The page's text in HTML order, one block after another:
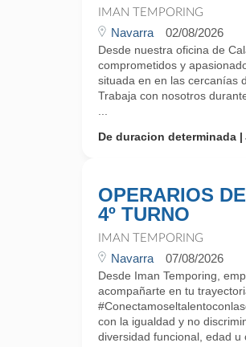
IMAN TEMPORING
Navarra 02/08/2026
Desde nuestra oficina de
comprometidos y
situada en en las cercanías
Trabaja con nosotros
De duracion determinada
OPERARIOS
4º TURNO
IMAN TEMPORING
Navarra 07/08/2026
Desde Iman Temporing,
acompañarte en tu
con la igualdad y no
diversidad funcional, edad u